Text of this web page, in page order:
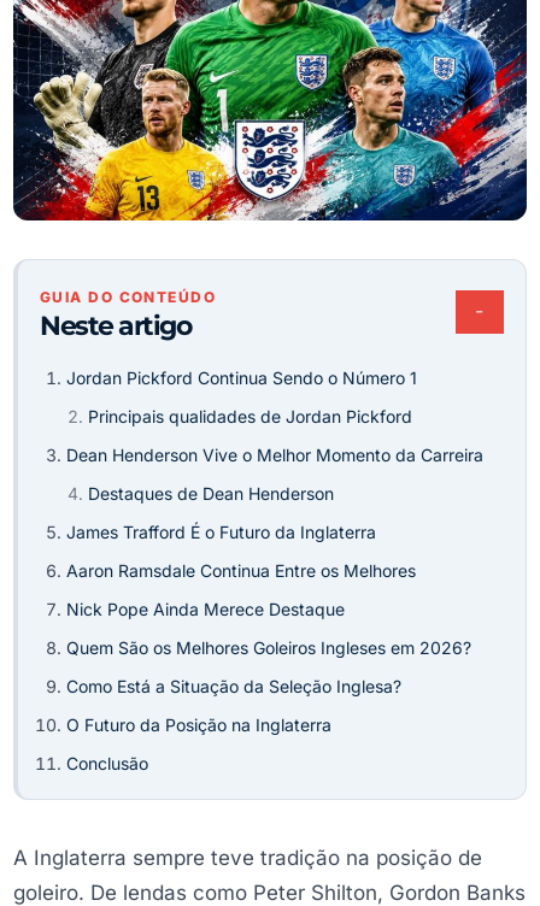
GUIA DO CONTEÚDO
Neste artigo −
Jordan Pickford Continua Sendo o Número 1
Principais qualidades de Jordan Pickford
Dean Henderson Vive o Melhor Momento da Carreira
Destaques de Dean Henderson
James Trafford É o Futuro da Inglaterra
Aaron Ramsdale Continua Entre os Melhores
Nick Pope Ainda Merece Destaque
Quem São os Melhores Goleiros Ingleses em 2026?
Como Está a Situação da Seleção Inglesa?
O Futuro da Posição na Inglaterra
Conclusão
A Inglaterra sempre teve tradição na posição de
goleiro. De lendas como Peter Shilton, Gordon Banks